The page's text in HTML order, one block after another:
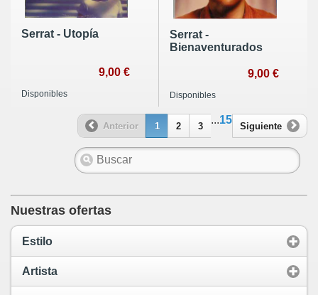
Serrat - Utopía
9,00 €
Disponibles
Serrat -
Bienaventurados
9,00 €
Disponibles
Anterior 1 2 3
...15
Siguiente
Nuestras ofertas
Estilo
Artista